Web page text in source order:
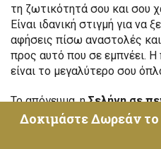
τη ζωτικότητά σου και σου
Είναι ιδανική στιγμή για να
αφήσεις πίσω αναστολές και
προς αυτό που σε εμπνέει.
είναι το μεγαλύτερο σου
Το απόγευμα, ηΣελήνη σε
Αφροδίτηφέρνει
γοητεία. Η διάθεσή σου
Δοκιμάστε Δωρεάν